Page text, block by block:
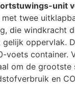
unit
twee
die windkracht
oppervlak.
voets container.
om de grootste
en